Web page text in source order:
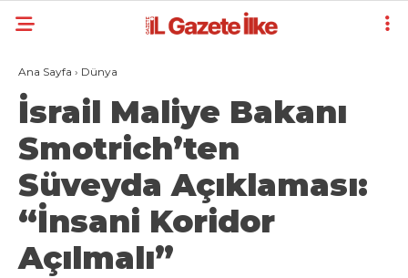
Ana Sayfa › Dünya
İsrail Maliye Bakanı
Smotrich’ten
Süveyda Açıklaması:
“İnsani Koridor
Açılmalı”